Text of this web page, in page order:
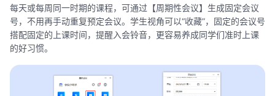
每天或每周同一时期的课程，可通过【周期性会议】生成固定会议
号，不用再手动重复预定会议。学生视角可以“收藏”，固定的会议号
搭配固定的上课时间，提醒入会铃音，更容易养成同学们准时上课
的好习惯。